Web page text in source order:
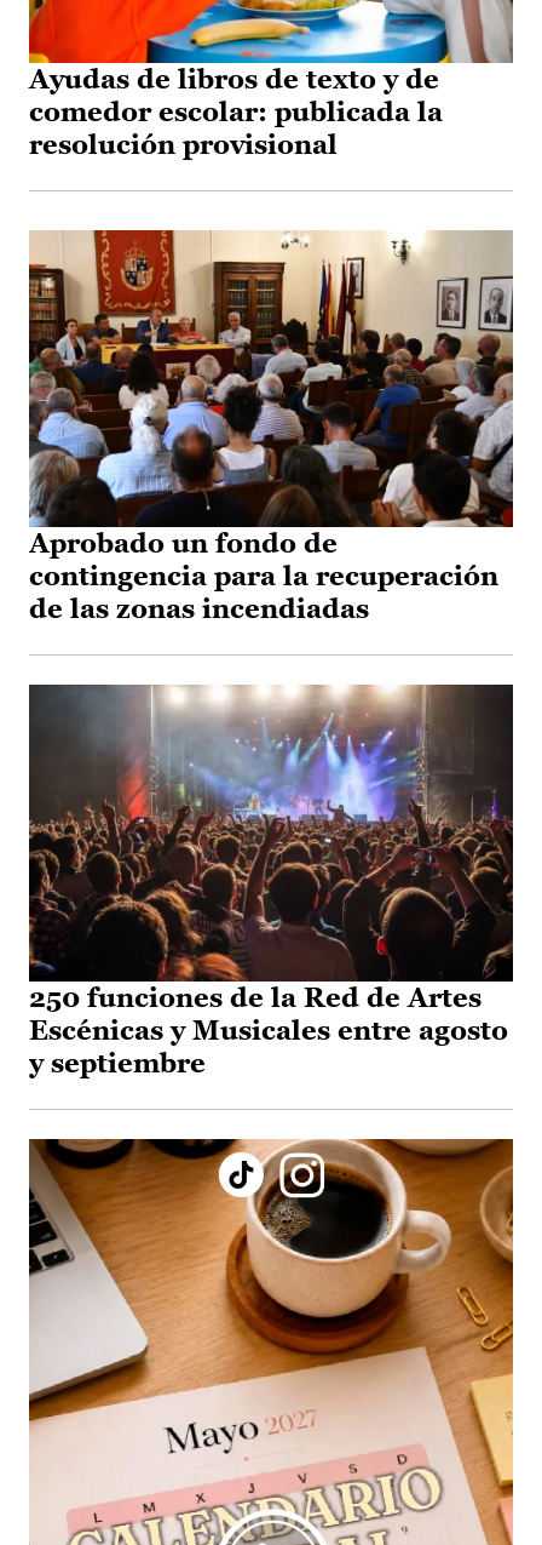
Ayudas de libros de texto y de
comedor escolar: publicada la
resolución provisional
Aprobado un fondo de
contingencia para la recuperación
de las zonas incendiadas
250 funciones de la Red de Artes
Escénicas y Musicales entre agosto
y septiembre